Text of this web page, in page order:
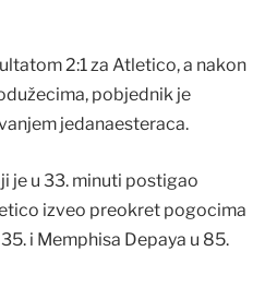
2:1 za Atletico, a nakon
pobjednik je
jedanaesteraca.
je u 33. minuti postigao
izveo preokret pogocima
i Memphisa Depaya u 85.